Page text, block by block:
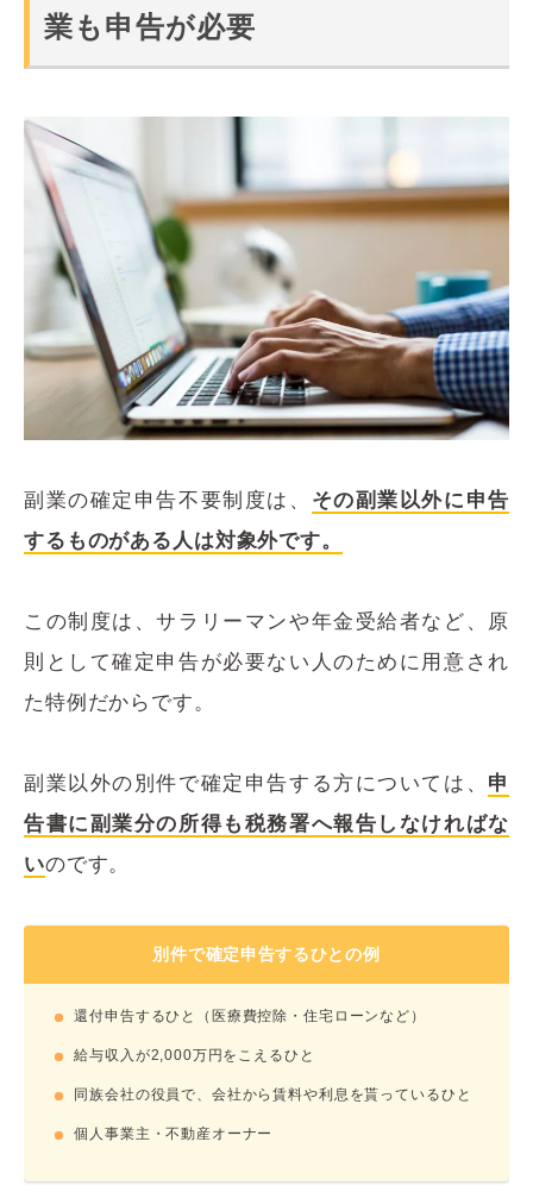
業も申告が必要
副業の確定申告不要制度は、 その副業以外に申告
するものがある人は対象外です。
この制度は、サラリーマンや年金受給者など、原
則として確定申告が必要ない人のために用意され
た特例だからです。
副業以外の別件で確定申告する方については、 申
告書に副業分の所得も税務署へ報告しなければな
いのです。
別件で確定申告するひとの例
還付申告するひと（医療費控除・住宅ローンなど）
給与収入が2,000万円をこえるひと
同族会社の役員で、会社から賃料や利息を貰っているひと
個人事業主・不動産オーナー